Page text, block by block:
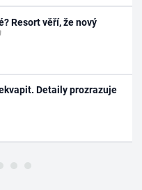
Resort věří, že nový
Detaily prozrazuje